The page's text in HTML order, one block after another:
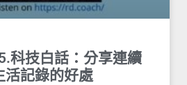
科技白話：分享連續
活記錄的好處